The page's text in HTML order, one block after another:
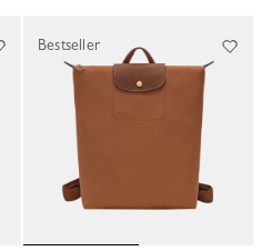
Bestseller